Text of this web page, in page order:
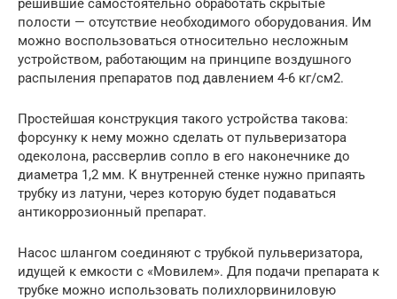
решившие самостоятельно обработать скрытые
полости — отсутствие необходимого оборудования. Им
можно воспользоваться относительно несложным
устройством, работающим на принципе воздушного
распыления препаратов под давлением 4-6 кг/см2.
Простейшая конструкция такого устройства такова:
форсунку к нему можно сделать от пульверизатора
одеколона, рассверлив сопло в его наконечнике до
диаметра 1,2 мм. К внутренней стенке нужно припаять
трубку из латуни, через которую будет подаваться
антикоррозионный препарат.
Насос шлангом соединяют с трубкой пульверизатора,
идущей к емкости с «Мовилем». Для подачи препарата к
трубке можно использовать полихлорвиниловую